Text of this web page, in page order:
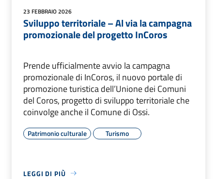
23 FEBBRAIO 2026
Sviluppo territoriale – Al via la campagna
promozionale del progetto InCoros
Prende ufficialmente avvio la campagna
promozionale di InCoros, il nuovo portale di
promozione turistica dell’Unione dei Comuni
del Coros, progetto di sviluppo territoriale che
coinvolge anche il Comune di Ossi.
Patrimonio culturale Turismo
LEGGI DI PIÙ